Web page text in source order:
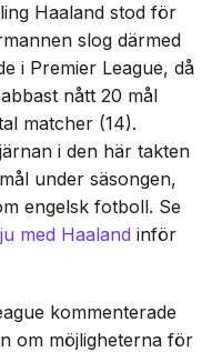
Haaland stod för
slog därmed
i Premier League, då
nått 20 mål
matcher (14).
i den här takten
under säsongen,
engelsk fotboll. Se
med Haaland inför
kommenterade
om möjligheterna för